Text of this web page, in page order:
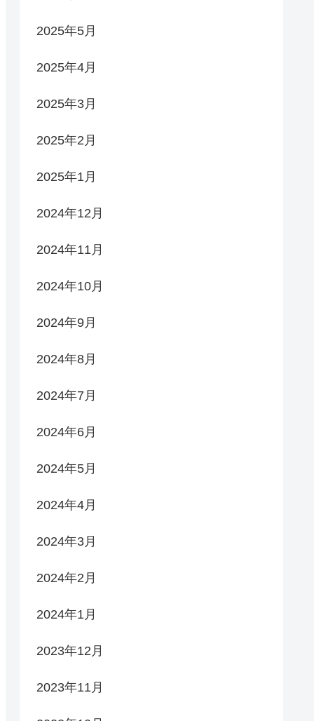
2025年5月
2025年4月
2025年3月
2025年2月
2025年1月
2024年12月
2024年11月
2024年10月
2024年9月
2024年8月
2024年7月
2024年6月
2024年5月
2024年4月
2024年3月
2024年2月
2024年1月
2023年12月
2023年11月